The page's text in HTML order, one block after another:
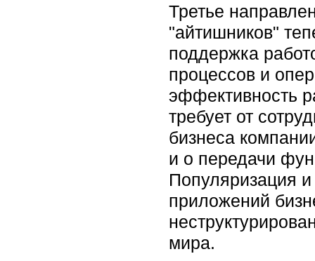
Третье
"айтишников"
поддержка
процессов и
эффективность
требует от
бизнеса
и о передачи
Популяризация
приложений
мира.